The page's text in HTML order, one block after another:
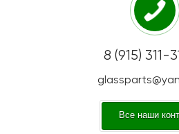
8 (915) 311-
Все наши